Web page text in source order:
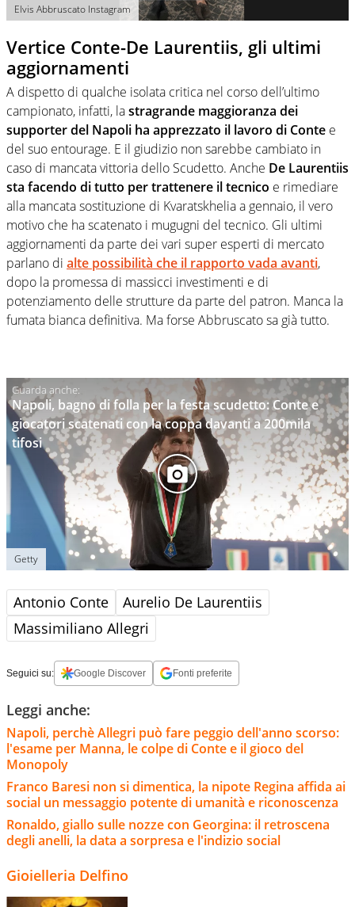
Elvis Abbruscato Instagram
Vertice Conte-De Laurentiis, gli ultimi
aggiornamenti
A dispetto di qualche isolata critica nel corso dell’ultimo
campionato, infatti, lastragrande maggioranza dei
supporter del Napoli ha apprezzato il lavoro di Conte e
del suo entourage. E il giudizio non sarebbe cambiato in
caso di mancata vittoria dello Scudetto. Anche De Laurentiis
sta facendo di tutto per trattenere il tecnico e rimediare
alla mancata sostituzione di Kvaratskhelia a gennaio, il vero
motivo che ha scatenato i mugugni del tecnico. Gli ultimi
aggiornamenti da parte dei vari super esperti di mercato
parlano di alte possibilità che il rapporto vada avanti,
dopo la promessa di massicci investimenti e di
potenziamento delle strutture da parte del patron. Manca la
fumata bianca definitiva. Ma forse Abbruscato sa già tutto.
Napoli, bagno di folla per la festa scudetto: Conte e
giocatori scatenati con la coppa davanti a 200mila
tifosi
Getty
Antonio Conte
Aurelio De Laurentiis
Massimiliano Allegri
Seguici su: Google Discover Fonti preferite
Leggi anche:
Napoli, perchè Allegri può fare peggio dell'anno scorso:
l'esame per Manna, le colpe di Conte e il gioco del
Monopoly
Franco Baresi non si dimentica, la nipote Regina affida ai
social un messaggio potente di umanità e riconoscenza
Ronaldo, giallo sulle nozze con Georgina: il retroscena
degli anelli, la data a sorpresa e l'indizio social
Gioielleria Delfino